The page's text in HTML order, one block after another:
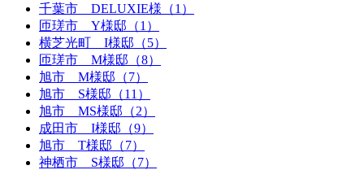
千葉市 DELUXIE様（1）
匝瑳市 Y様邸（1）
横芝光町 I様邸（5）
匝瑳市 M様邸（8）
旭市 M様邸（7）
旭市 S様邸（11）
旭市 MS様邸（2）
成田市 I様邸（9）
旭市 T様邸（7）
神栖市 S様邸（7）